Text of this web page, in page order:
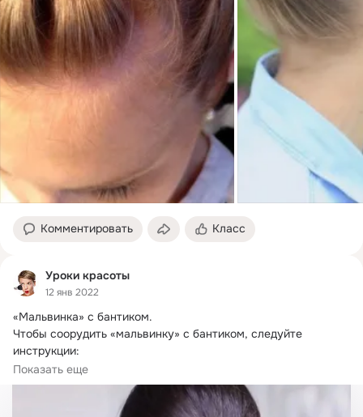
Комментировать Класс
Уроки красоты
12 янв 2022
«Мальвинка» с бантиком.
Чтобы соорудить «мальвинку» с бантиком, следуйте
инструкции:
Соберите часть волос сзади в небольшой пучок и завяжите
резинкой.
Показать еще